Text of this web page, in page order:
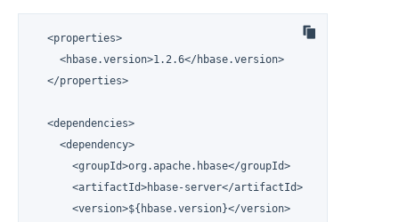
  <properties>
    <hbase.version>1.2.6</hbase.version>
  </properties>
  <dependencies>
    <dependency>
      <groupId>org.apache.hbase</groupId>
      <artifactId>hbase-server</artifactId>
      <version>${hbase.version}</version>